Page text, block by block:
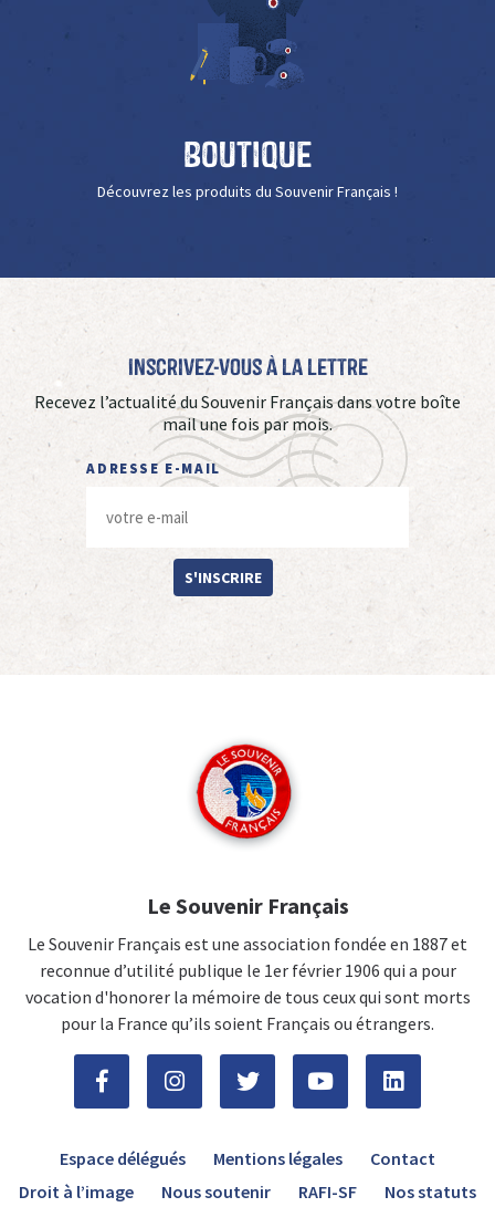
Boutique
Découvrez les produits du Souvenir Français !
Inscrivez-vous à La Lettre
Recevez l’actualité du Souvenir Français dans votre boîte
mail une fois par mois.
ADRESSE E-MAIL
S'INSCRIRE
Le Souvenir Français
Le Souvenir Français est une association fondée en 1887 et
reconnue d’utilité publique le 1er février 1906 qui a pour
vocation d'honorer la mémoire de tous ceux qui sont morts
pour la France qu’ils soient Français ou étrangers.
Espace délégués Mentions légales
Contact
Droit à l’image
Nous soutenir RAFI-SF Nos statuts